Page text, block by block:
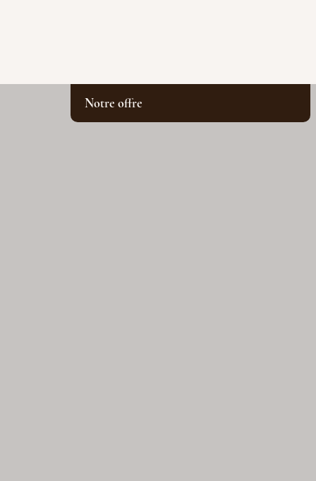
Notre offre